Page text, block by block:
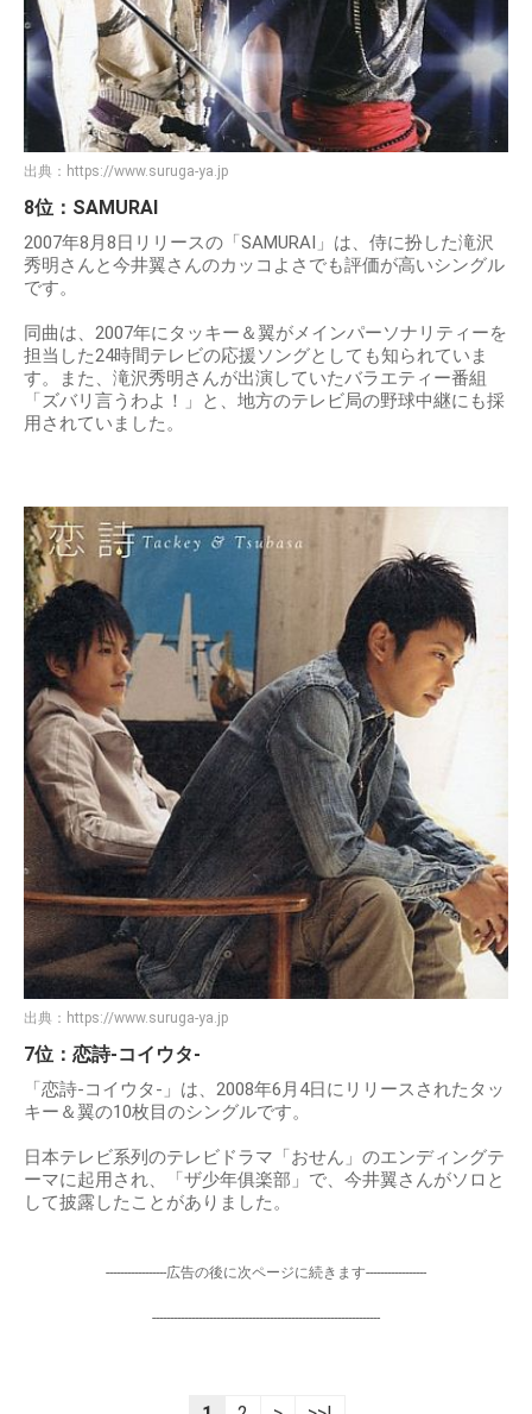
出典： https://www.suruga-ya.jp
8位：SAMURAI
2007年8月8日リリースの「SAMURAI」は、侍に扮した滝沢
秀明さんと今井翼さんのカッコよさでも評価が高いシングル
です。
同曲は、2007年にタッキー＆翼がメインパーソナリティーを
担当した24時間テレビの応援ソングとしても知られていま
す。また、滝沢秀明さんが出演していたバラエティー番組
「ズバリ言うわよ！」と、地方のテレビ局の野球中継にも採
用されていました。
出典： https://www.suruga-ya.jp
7位：恋詩-コイウタ-
「恋詩-コイウタ-」は、2008年6月4日にリリースされたタッ
キー＆翼の10枚目のシングルです。
日本テレビ系列のテレビドラマ「おせん」のエンディングテ
ーマに起用され、「ザ少年俱楽部」で、今井翼さんがソロと
して披露したことがありました。
-----------------広告の後に次ページに続きます-----------------
----------------------------------------------------------------